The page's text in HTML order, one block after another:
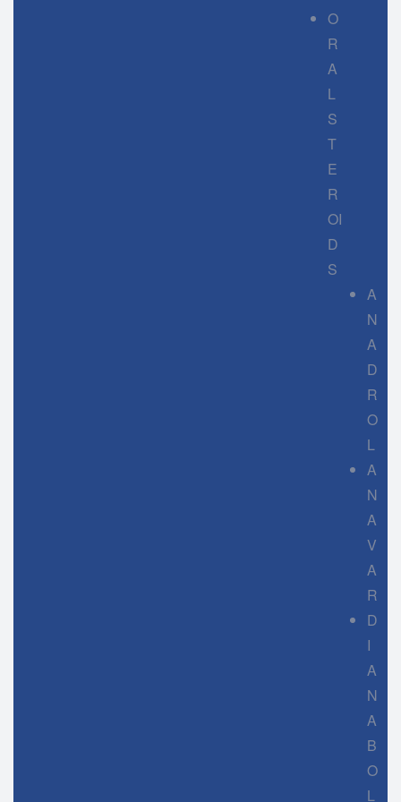
O
R
A
L
S
T
E
R
OI
D
S
A
N
A
D
R
O
L
A
N
A
V
A
R
D
I
A
N
A
B
O
L